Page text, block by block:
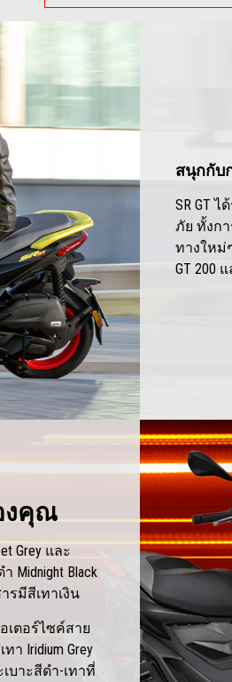
สนุกกับ
SR GT
ภัย ทั้งก
ทางใหม่
GT 200
งคุณ
Grey และ
Midnight Black
รมีสีเทาเงิน
เตอร์ไซค์สาย
า Iridium Grey
บาะสีดำ-เทาที่